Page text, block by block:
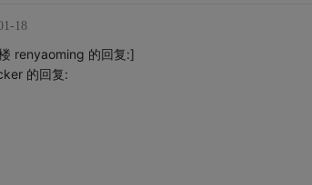
18
renyaoming 的回复:]
的回复: